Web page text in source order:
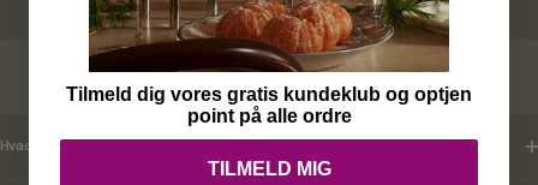
KUNDEKLUB
Hvad er mine fordele ?
Tilmeld dig vores gratis kundeklub og optjen
point på alle ordre
TILMELD MIG